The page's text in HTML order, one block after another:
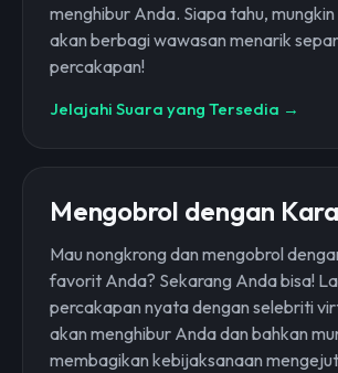
menghibur Anda. Siapa tahu,
akan berbagi wawasan menarik
percakapan!
Jelajahi Suara yang Tersedia →
Mengobrol dengan
Mau nongkrong dan mengobrol
favorit Anda? Sekarang Anda bisa!
percakapan nyata dengan selebriti
akan menghibur Anda dan bahkan
membagikan kebijaksanaan